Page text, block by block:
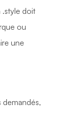
.style doit
ou
une
demandés,